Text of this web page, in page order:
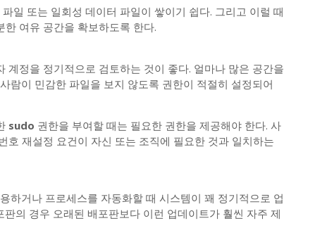
일 또는 일회성 데이터 파일이 쌓이기 쉽다. 그리고 이럴 때
여유 공간을 확보하도록 한다.
계정을 정기적으로 검토하는 것이 좋다. 얼마나 많은 공간을
람이 민감한 파일을 보지 않도록 권한이 적절히 설정되어
sudo 권한을 부여할 때는 필요한 권한을 제공해야 한다. 사
호 재설정 요건이 자신 또는 조직에 필요한 것과 일치하는
하거나 프로세스를 자동화할 때 시스템이 꽤 정기적으로 업
의 경우 오래된 배포판보다 이런 업데이트가 훨씬 자주 제